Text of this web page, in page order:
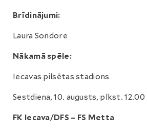
Brīdinājumi:
Laura Sondore
Nākamā spēle:
Iecavas pilsētas stadions
Sestdiena, 10. augusts, plkst. 12.00
FK Iecava/DFS – FS Metta